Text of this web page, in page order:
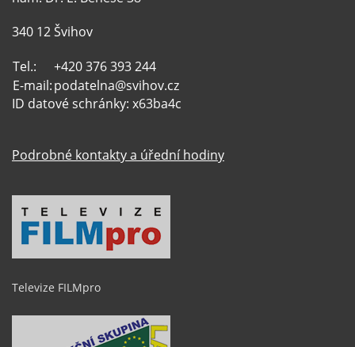
340 12 Švihov
Tel.:
+420 376 393 244
E-mail:podatelna@svihov.cz
ID datové schránky: x63ba4c
Podrobné kontakty a úřední hodiny
Televize FILMpro